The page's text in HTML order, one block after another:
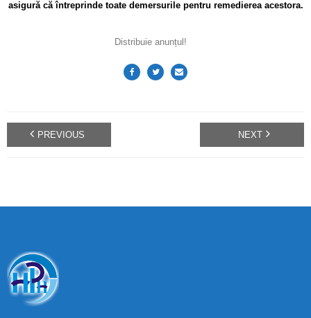
asigură că întreprinde toate demersurile pentru remedierea acestora.
Distribuie anunțul!
PREVIOUS NEXT